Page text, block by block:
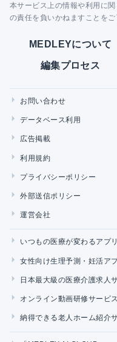
本サービス上の情報や利用に
の責任を負いかねますことをご
MEDLEYについて
編集プロセス
お問い合わせ
データベース利用
広告掲載
利用規約
プライバシーポリシー
外部送信ポリシー
運営会社
いつもの医療が変わるアプ
女性向け生理予測・妊活ア
日本最大級の医療介護求人
オンライン動画研修サービ
納得できる老人ホーム紹介